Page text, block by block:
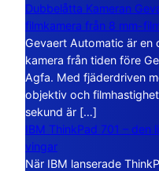
Dubbelåtta Kameran
filmkamera från 8 mm-
Gevaert Automatic är
kamera från tiden före
Agfa. Med fjäderdriven
objektiv och
sekund är […]
IBM ThinkPad 701 – den
vingar
När IBM lanserade